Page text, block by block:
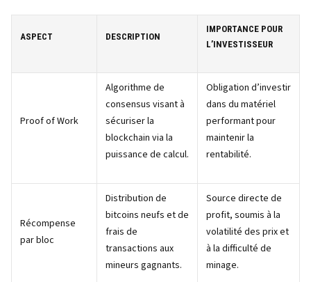
ASPECT DESCRIPTION
IMPORTANCE POUR
L’INVESTISSEUR
Proof of Work
Algorithme de
consensus visant à
sécuriser la
blockchain via la
puissance de calcul.
Obligation d’investir
dans du matériel
performant pour
maintenir la
rentabilité.
Récompense
par bloc
Distribution de
bitcoins neufs et de
frais de
transactions aux
mineurs gagnants.
Source directe de
profit, soumis à la
volatilité des prix et
à la difficulté de
minage.